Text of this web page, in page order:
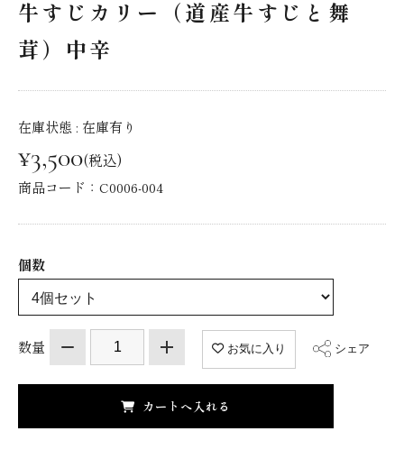
牛すじカリー（道産牛すじと舞
茸）中辛
在庫状態 : 在庫有り
¥3,500(税込)
商品コード：C0006-004
個数
数量 お気に入り シェア